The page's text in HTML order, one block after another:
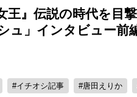
王』伝説の時代を目
ュ」インタビュー前
イチオシ記事 唐田えりか